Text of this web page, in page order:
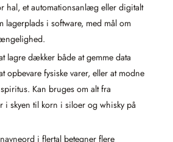
hal, et automationsanlæg eller digitalt
lagerplads i software, med mål om
lagre dækker både at gemme data
opbevare fysiske varer, eller at modne
Kan bruges om alt fra
i skyen til korn i siloer og whisky på
i flertal betegner flere